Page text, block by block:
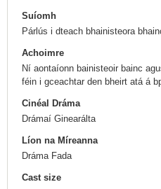
Suíomh
Párlús i dteach bhainisteora
Achoimre
Ní aontaíonn bainisteoir bainc
féin i gceachtar den bheirt atá á
Cinéal Dráma
Drámaí Ginearálta
Líon na Míreanna
Dráma Fada
Cast size